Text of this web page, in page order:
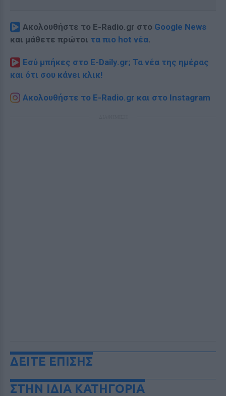
Ακολουθήστε το E-Radio.gr στο Google News
και μάθετε πρώτοι τα πιο hot νέα.
Εσύ μπήκες στο E-Daily.gr; Τα νέα της ημέρας
και ότι σου κάνει κλικ!
Ακολουθήστε το E-Radio.gr και στο Instagram
ΔΕΙΤΕ ΕΠΙΣΗΣ
ΣΤΗΝ ΙΔΙΑ ΚΑΤΗΓΟΡΙΑ